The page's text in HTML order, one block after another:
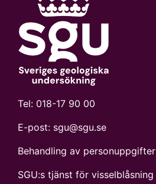
Tel: 018-17 90 00
E-post: sgu@sgu.se
Behandling av personuppgifter
SGU:s tjänst för visselblåsning